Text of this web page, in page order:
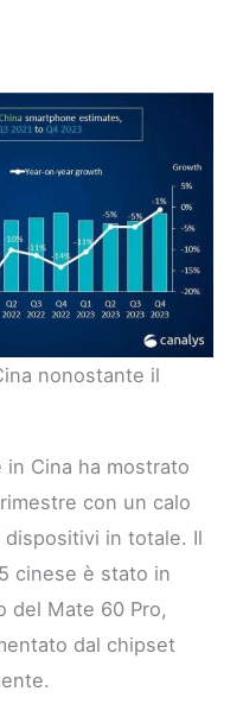
nonostante il
Cina ha mostrato
con un calo
dispositivi in totale. Il
cinese è stato in
del Mate 60 Pro,
dal chipset